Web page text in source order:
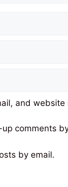
and
comments
by email.